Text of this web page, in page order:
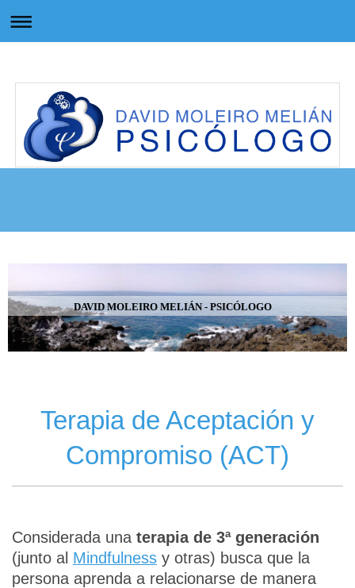
DAVID MOLEIRO MELIÁN - PSICÓLOGO
Terapia de Aceptación y
Compromiso (ACT)
Considerada una terapia de 3ª generación
(junto al Mindfulness y otras) busca que la
persona aprenda a relacionarse de manera